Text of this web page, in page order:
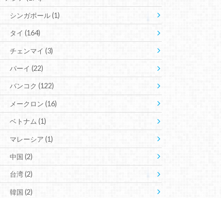
シンガポール(1)
タイ(164)
チェンマイ(3)
パーイ(22)
バンコク(122)
メークロン(16)
ベトナム(1)
マレーシア(1)
中国(2)
台湾(2)
韓国(2)